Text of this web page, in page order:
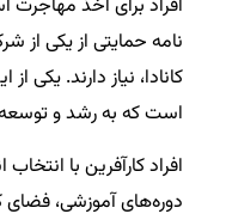
افراد برای اخذ مهاجرت
نامه حمایتی از یکی از
است که به رشد و
افراد کارآفرین با
دوره‌های آموزشی،